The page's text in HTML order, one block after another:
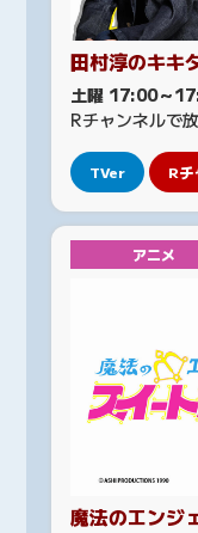
田村淳のキキ
土曜 17:00～
Rチャンネルで
TVer Rチ
アニメ
魔法のエンジ